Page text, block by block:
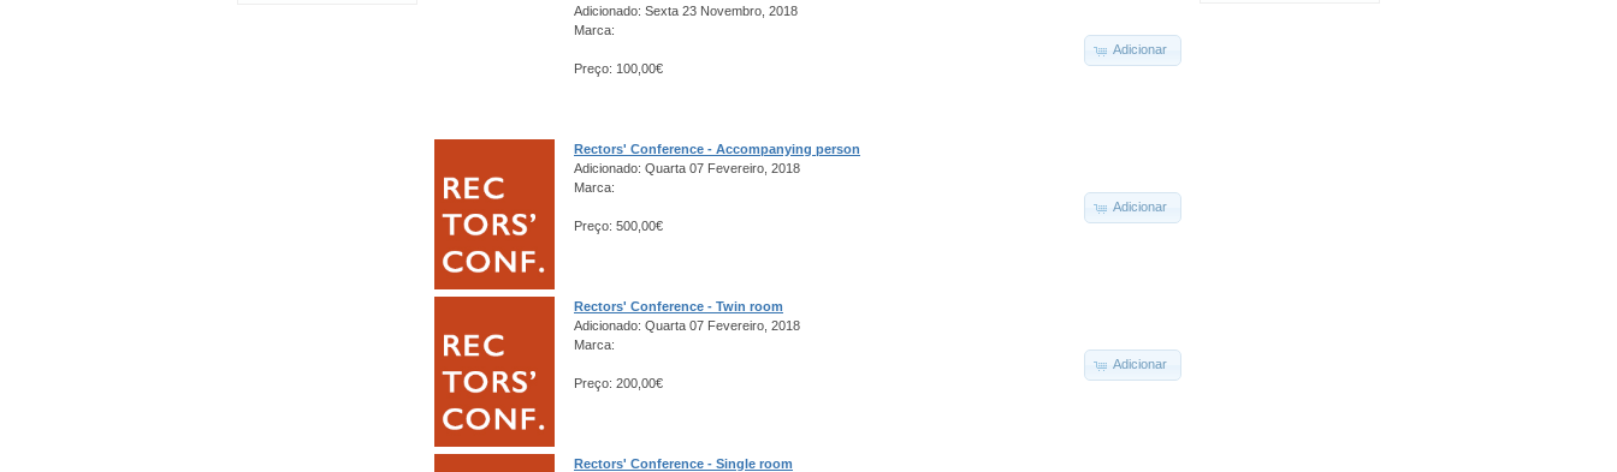
Adicionado: Sexta 23 Novembro, 2018
Marca:
Preço: 100,00€
Adicionar
Rectors' Conference - Accompanying person
Adicionado: Quarta 07 Fevereiro, 2018
Marca:
Preço: 500,00€
Adicionar
Rectors' Conference - Twin room
Adicionado: Quarta 07 Fevereiro, 2018
Marca:
Preço: 200,00€
Adicionar
Rectors' Conference - Single room